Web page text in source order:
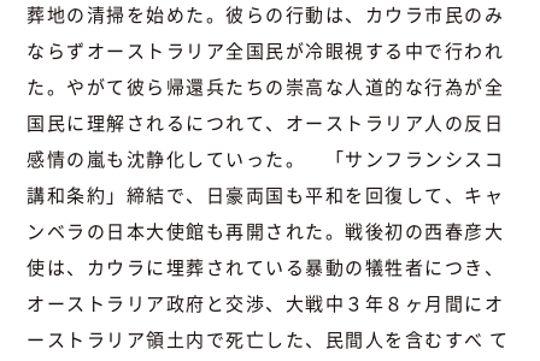
葬地の清掃を始めた。彼らの行動は、カウラ市民のみ
ならずオーストラリア全国民が冷眼視する中で行われ
た。やがて彼ら帰還兵たちの崇高な人道的な行為が全
国民に理解されるにつれて、オーストラリア人の反日
感情の嵐も沈静化していった。 「サンフランシスコ
講和条約」締結で、日豪両国も平和を回復して、キャ
ンベラの日本大使館も再開された。戦後初の西春彦大
使は、カウラに埋葬されている暴動の犠牲者につき、
オーストラリア政府と交渉、大戦中３年８ヶ月間にオ
ーストラリア領土内で死亡した、民間人を含むすべ て